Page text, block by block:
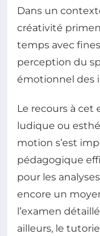
Dans un
créativité
temps avec
perception du
émotionnel des
Le recours à cet
ludique ou
motion s’est
pédagogique
pour les
encore un
l’examen
ailleurs, le